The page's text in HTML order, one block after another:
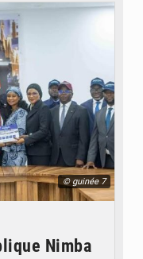
© guinée 7
Nimba